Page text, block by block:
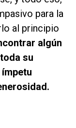
para la
al principio
algún
su